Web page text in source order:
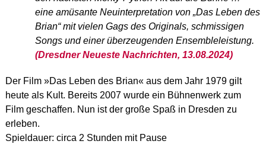
eine amüsante Neuinterpretation von „Das Leben des
Brian“ mit vielen Gags des Originals, schmissigen
Songs und einer überzeugenden Ensembleleistung.
(Dresdner Neueste Nachrichten, 13.08.2024)
Der Film »Das Leben des Brian« aus dem Jahr 1979 gilt
heute als Kult. Bereits 2007 wurde ein Bühnenwerk zum
Film geschaffen. Nun ist der große Spaß in Dresden zu
erleben.
Spieldauer: circa 2 Stunden mit Pause